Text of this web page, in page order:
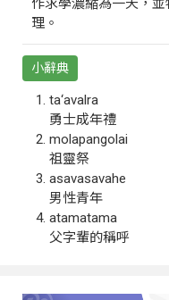
作求學濃縮為一天，並
理。
小辭典
ta‘avalra
勇士成年禮
molapangolai
祖靈祭
asavasavahe
男性青年
atamatama
父字輩的稱呼